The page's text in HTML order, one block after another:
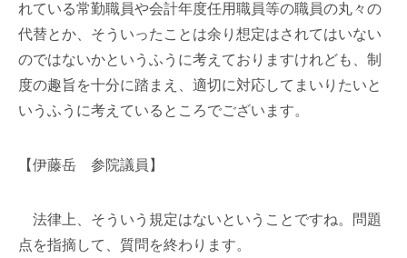
れている常勤職員や会計年度任用職員等の職員の丸々の
代替とか、そういったことは余り想定はされてはいない
のではないかというふうに考えておりますけれども、制
度の趣旨を十分に踏まえ、適切に対応してまいりたいと
いうふうに考えているところでございます。
【伊藤岳 参院議員】
法律上、そういう規定はないということですね。問題
点を指摘して、質問を終わります。